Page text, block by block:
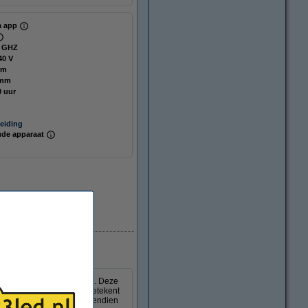
app
V
uur
apparaat
led lamp van Sylvania. Deze
led lamp, wat betekent
nagebootst. Bovendien